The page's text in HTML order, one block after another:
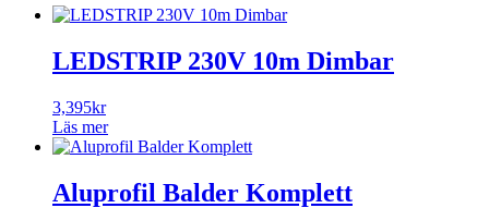
LEDSTRIP 230V 10m Dimbar
3,395kr
Läs mer
Aluprofil Balder Komplett